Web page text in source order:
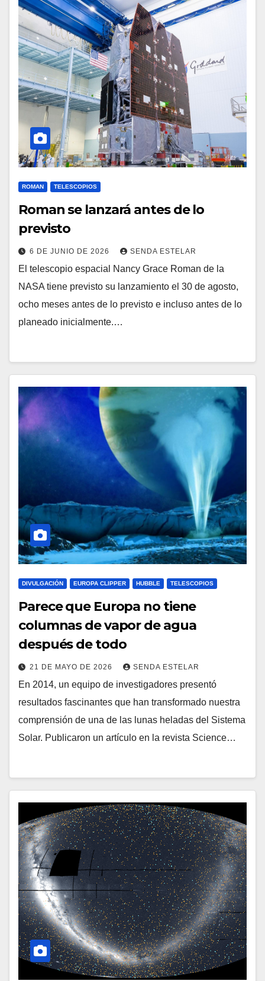
ROMAN TELESCOPIOS
Roman se lanzará antes de lo
previsto
6 DE JUNIO DE 2026 SENDA ESTELAR
El telescopio espacial Nancy Grace Roman de la
NASA tiene previsto su lanzamiento el 30 de agosto,
ocho meses antes de lo previsto e incluso antes de lo
planeado inicialmente.…
DIVULGACIÓN EUROPA CLIPPER HUBBLE TELESCOPIOS
Parece que Europa no tiene
columnas de vapor de agua
después de todo
21 DE MAYO DE 2026 SENDA ESTELAR
En 2014, un equipo de investigadores presentó
resultados fascinantes que han transformado nuestra
comprensión de una de las lunas heladas del Sistema
Solar. Publicaron un artículo en la revista Science…